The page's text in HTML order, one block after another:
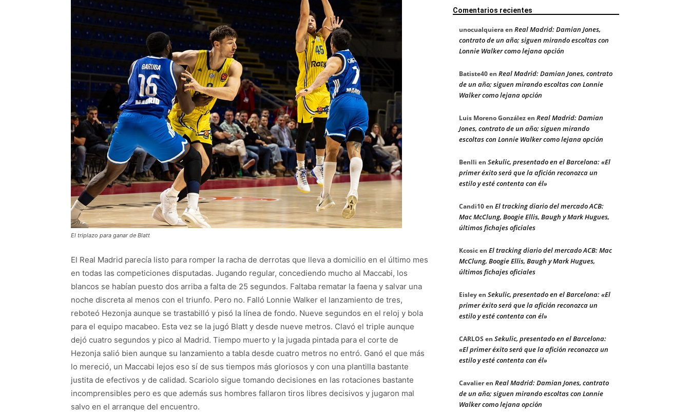
El triplazo para ganar de Blatt
El Real Madrid parecía listo para romper la racha de derrotas que lleva a domicilio en el último mes
en todas las competiciones disputadas. Jugando regular, concediendo mucho al Maccabi, los
blancos se habían puesto dos arriba a falta de 25 segundos. Faltaba rematar la faena y salvar una
noche discreta al menos con el triunfo. Pero no. Falló Lonnie Walker el lanzamiento de tres,
reboteó Hezonja aunque se trastabilló y pisó la línea de fondo. Nueve segundos en el reloj y bola
para el equipo macabeo. Esta vez se la jugó Blatt y desde nueve metros. Clavó el triple aunque
dejó cuatro segundos y pico al Madrid. Tiempo muerto y la jugada pintada para el corte de
Hezonja salió bien aunque su lanzamiento a tabla desde cuatro metros no entró. Ganó el que más
lo mereció, un Maccabi lejos eso sí de sus tiempos más gloriosos y con una plantilla bastante
justita de efectivos y de calidad. Scariolo sigue tomando decisiones en las rotaciones bastante
incomprensibles pero es que además sus hombres fallaron tiros libres decisivos y jugaron mal
salvo en el arranque del encuentro.
Comentarios recientes
unocualquieraen Real Madrid: Damian Jones,
contrato de un año; siguen mirando escoltas con
Lonnie Walker como lejana opción
Batiste40en Real Madrid: Damian Jones, contrato
de un año; siguen mirando escoltas con Lonnie
Walker como lejana opción
Luis Moreno Gonzálezen Real Madrid: Damian
Jones, contrato de un año; siguen mirando
escoltas con Lonnie Walker como lejana opción
Benlli en Sekulic, presentado en el Barcelona: «El
primer éxito será que la afición reconozca un
estilo y esté contenta con él»
Candi10en El tracking diario del mercado ACB:
Mac McClung, Boogie Ellis, Baugh y Mark Hugues,
últimos fichajes oficiales
Kcosicen El tracking diario del mercado ACB: Mac
McClung, Boogie Ellis, Baugh y Mark Hugues,
últimos fichajes oficiales
Eisleyen Sekulic, presentado en el Barcelona: «El
primer éxito será que la afición reconozca un
estilo y esté contenta con él»
CARLOS en Sekulic, presentado en el Barcelona:
«El primer éxito será que la afición reconozca un
estilo y esté contenta con él»
Cavalieren Real Madrid: Damian Jones, contrato
de un año; siguen mirando escoltas con Lonnie
Walker como lejana opción